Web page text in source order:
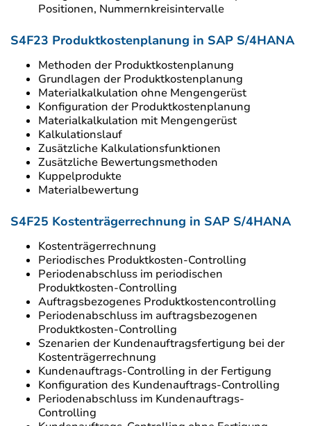
Positionen, Nummernkreisintervalle
S4F23 Produktkostenplanung in SAP S/4HANA
Methoden der Produktkostenplanung
Grundlagen der Produktkostenplanung
Materialkalkulation ohne Mengengerüst
Konfiguration der Produktkostenplanung
Materialkalkulation mit Mengengerüst
Kalkulationslauf
Zusätzliche Kalkulationsfunktionen
Zusätzliche Bewertungsmethoden
Kuppelprodukte
Materialbewertung
S4F25 Kostenträgerrechnung in SAP S/4HANA
Kostenträgerrechnung
Periodisches Produktkosten-Controlling
Periodenabschluss im periodischen
Produktkosten-Controlling
Auftragsbezogenes Produktkostencontrolling
Periodenabschluss im auftragsbezogenen
Produktkosten-Controlling
Szenarien der Kundenauftragsfertigung bei der
Kostenträgerrechnung
Kundenauftrags-Controlling in der Fertigung
Konfiguration des Kundenauftrags-Controlling
Periodenabschluss im Kundenauftrags-
Controlling